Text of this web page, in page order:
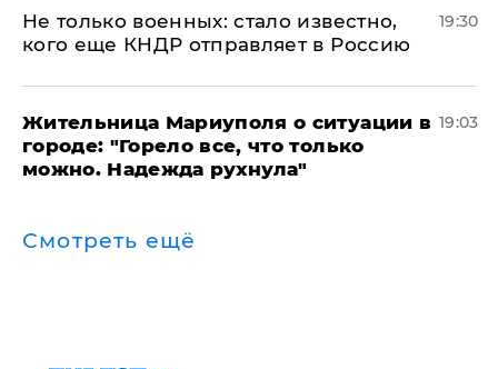
Не только военных: стало известно,
кого еще КНДР отправляет в Россию
19:30
Жительница Мариуполя о ситуации в
городе: "Горело все, что только
можно. Надежда рухнула"
19:03
Смотреть ещё